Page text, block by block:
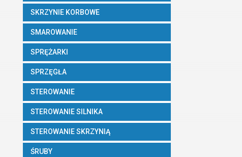
SKRZYNIE KORBOWE
SMAROWANIE
SPRĘŻARKI
SPRZĘGŁA
STEROWANIE
STEROWANIE SILNIKA
STEROWANIE SKRZYNIĄ
ŚRUBY